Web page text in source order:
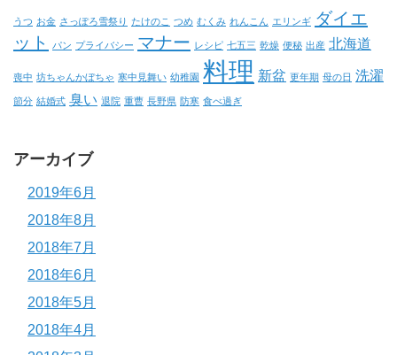
うつ お金 さっぽろ雪祭り たけのこ つめ むくみ れんこん エリンギ ダイエ
ット
パン プライバシー マナー レシピ 七五三 乾燥 便秘 出産 北海道
喪中 坊ちゃんかぼちゃ 寒中見舞い 幼稚園 料理 新盆 更年期 母の日 洗濯
節分 結婚式 臭い 退院 重曹 長野県 防寒 食べ過ぎ
アーカイブ
2019年6月
2018年8月
2018年7月
2018年6月
2018年5月
2018年4月